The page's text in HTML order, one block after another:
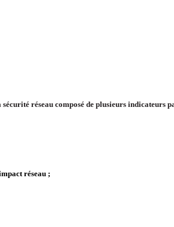
réseau composé de plusieurs indicateurs
réseau ;